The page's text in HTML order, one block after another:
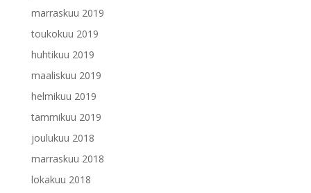
marraskuu 2019
toukokuu 2019
huhtikuu 2019
maaliskuu 2019
helmikuu 2019
tammikuu 2019
joulukuu 2018
marraskuu 2018
lokakuu 2018